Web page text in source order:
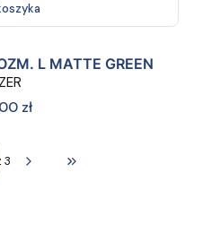
L MATTE GREEN
zł
3 Przejdź do ostatniej